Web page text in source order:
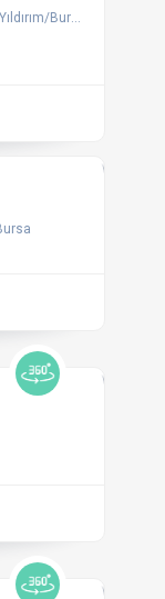
Bursa